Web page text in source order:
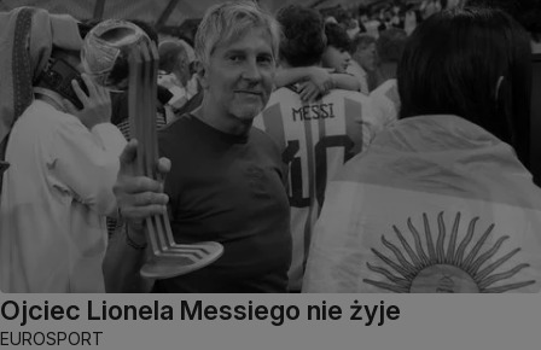
Ojciec Lionela Messiego nie żyje
EUROSPORT